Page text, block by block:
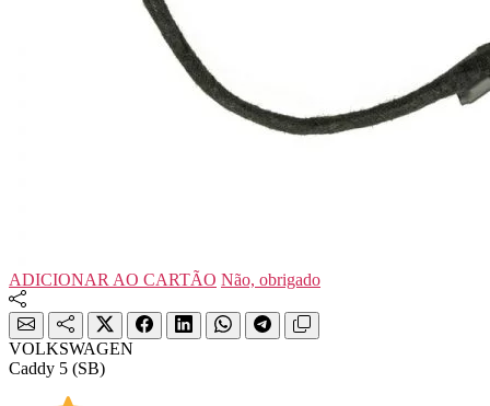
ADICIONAR AO CARTÃO Não, obrigado
VOLKSWAGEN
Caddy 5 (SB)